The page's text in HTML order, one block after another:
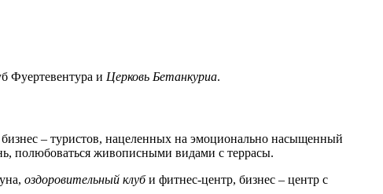
Фуертевентура и Церковь Бетанкуриа.
– туристов, нацеленных на эмоционально насыщенный
полюбоваться живописными видами с террасы.
оздоровительный клуби фитнес-центр, бизнес – центр с